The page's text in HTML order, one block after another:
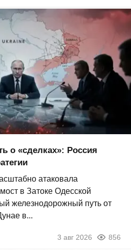
о «сделках»: Россия
атаковала
в Затоке Одесской
железнодорожный путь от
в...
3 авг 2026 856